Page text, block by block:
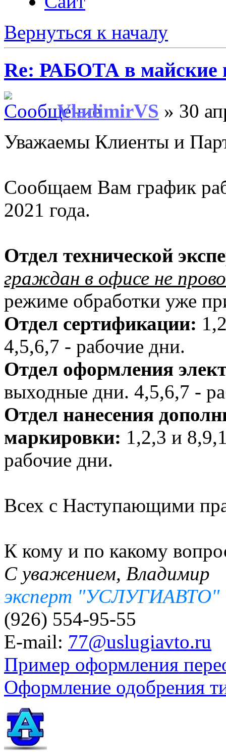
Вернуться к началу
Re: РАБОТА в майские
VladimirVS » 30
Уважаемы Клиенты и
Сообщаем Вам график
2021 года.
Отдел технической
граждан в офисе не
режиме обработки уже
Отдел сертификации:
4,5,6,7 - рабочие дни.
Отдел оформления
выходные дни. 4,5,6,7 -
Отдел нанесения
маркировки: 1,2,3 и
рабочие дни.
Всех с Наступающими
К кому и по какому
С уважением, Владимир
эксперт "УСЛУГИАВТО"
(926) 554-95-55
E-mail: 77@uslugiavto.ru
Пример оформления
Оформление одобрения